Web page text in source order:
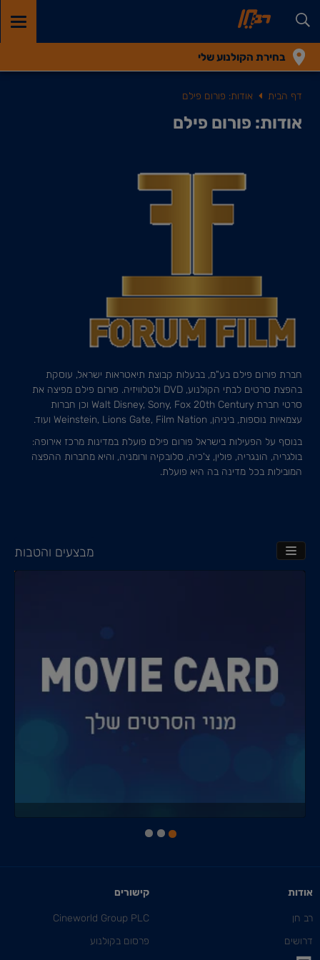
בחירת הקולנוע שלי
דף הבית אודות: פורום פילם
אודות: פורום פילם
חברת פורום פילם בע"מ, בבעלות קבוצת תיאטראות ישראל, עוסקת
בהפצת סרטים לבתי הקולנוע, DVD ולטלוויזיה. פורום פילם מפיצה את
סרטי חברת Walt Disney, Sony, Fox 20th Century וכן חברות
עצמאיות נוספות, ביניהן, Weinstein, Lions Gate, Film Nation ועוד.
בנוסף על הפעילות בישראל פורום פילם פועלת במדינות מרכז אירופה:
בולגריה, הונגריה, פולין, צ'כיה, סלובקיה ורומניה, והיא מחברות ההפצה
המובילות בכל מדינה בה היא פועלת.
מבצעים והטבות TOGGLE NAVIGATION
אודות
רב חן
דרושים
קישורים
Cineworld Group PLC
פרסום בקולנוע